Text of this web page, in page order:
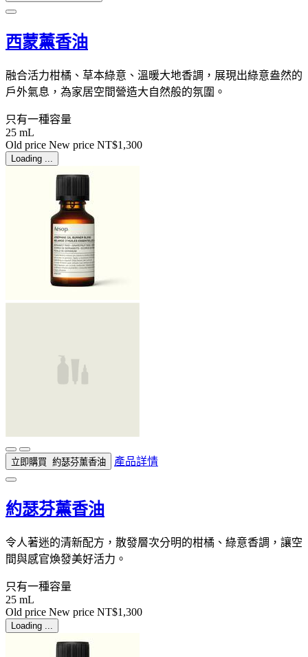
西蒙薰香油
融合活力柑橘、草本綠意、溫暖大地香調，展現出綠意盎然的
戶外氣息，為家居空間營造大自然般的氛圍。
只有一種容量
25 mL
Old price New price NT$1,300
Loading ...
立即購買 約瑟芬薰香油 產品詳情
約瑟芬薰香油
令人著迷的清新配方，散發層次分明的柑橘、綠意香調，讓空
間與感官煥發美好活力。
只有一種容量
25 mL
Old price New price NT$1,300
Loading ...